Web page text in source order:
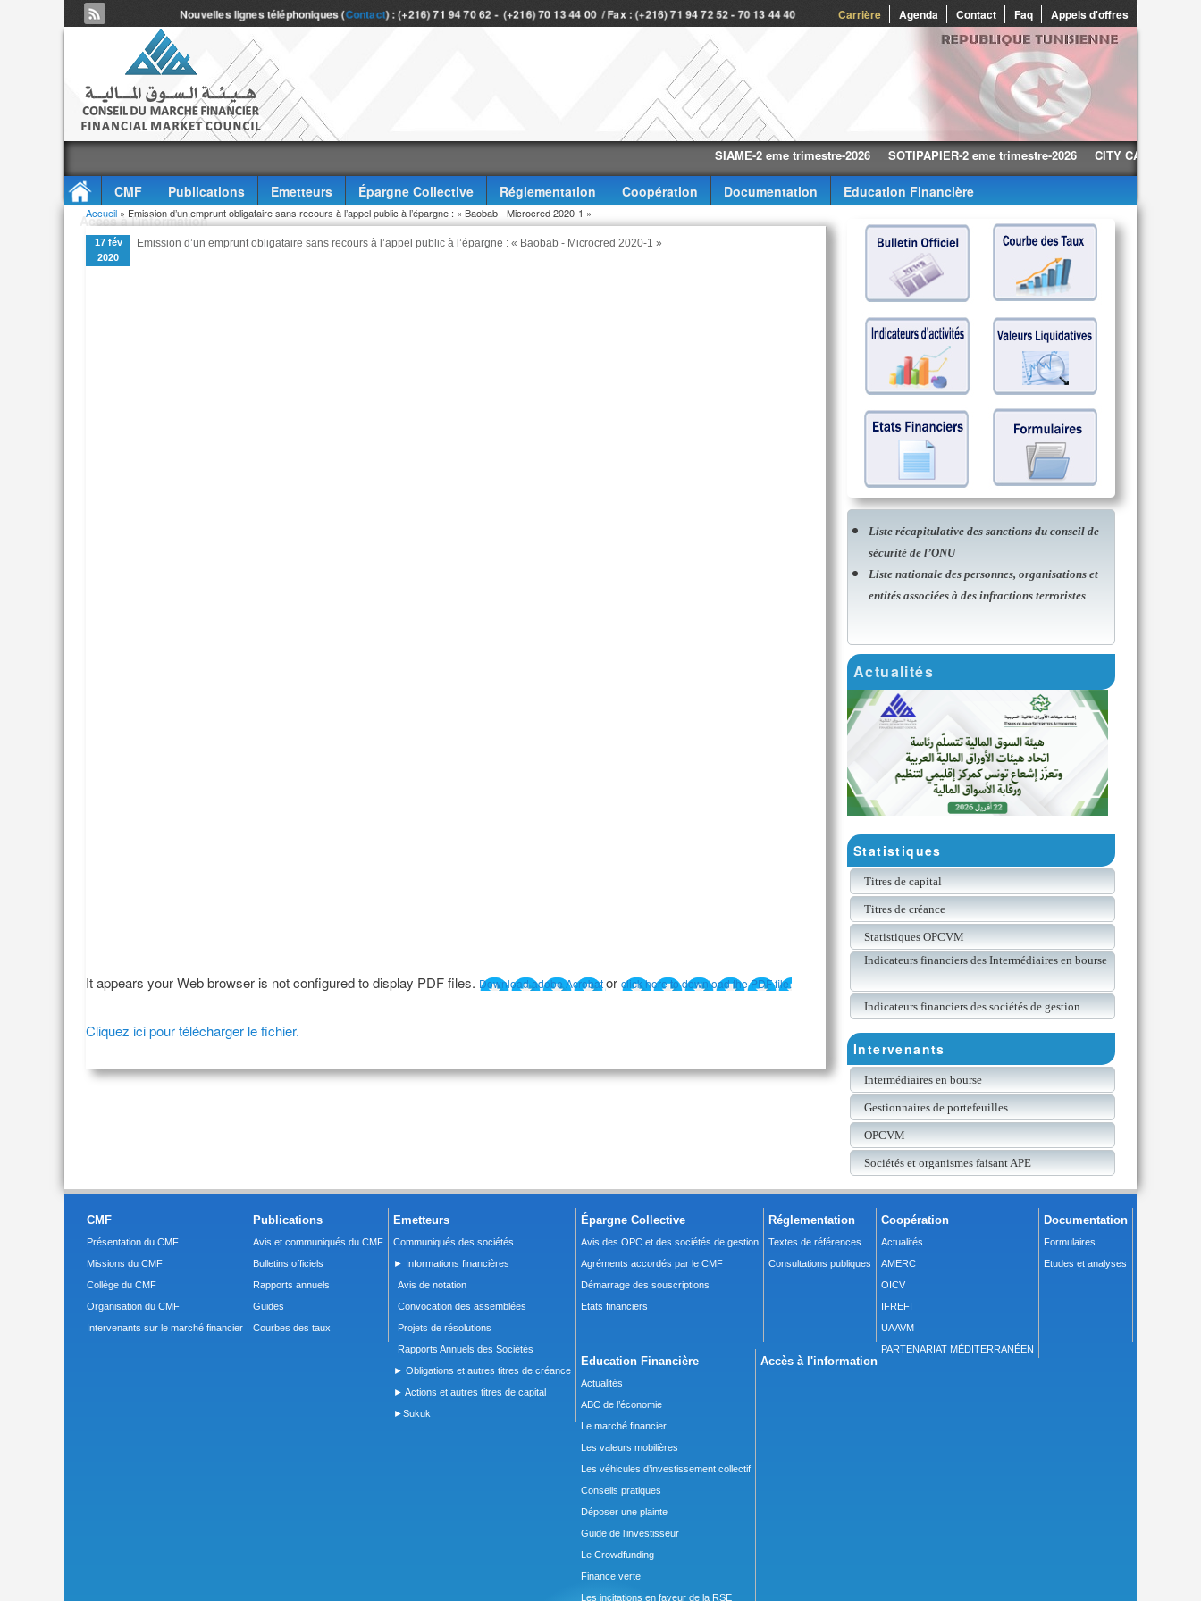
Carrière Agenda Contact Faq Appels d'offres
Nouvelles lignes téléphoniques (Contact) : (+216) 71 94 70 62 - (+216) 70 13 44 00 / Fax : (+216) 71 94 72 52 - 70 13 44 40
SIAME-2 eme trimestre-2026 SOTIPAPIER-2 eme trimestre-2026 CITY CARS-2 eme
CMF Publications Emetteurs Épargne Collective Réglementation Coopération Documentation
Education Financière
Accès à l'information
Vous êtes ici
Accueil » Emission d’un emprunt obligataire sans recours à l’appel public à l’épargne : « Baobab ‐ Microcred 2020‐1 »
17 fév
2020
Emission d’un emprunt obligataire sans recours à l’appel public à l’épargne : « Baobab ‐ Microcred 2020‐1 »
It appears your Web browser is not configured to display PDF files. Download adobe Acrobator click here to download the PDF file.
Cliquez ici pour télécharger le fichier.
Liste récapitulative des sanctions du conseil de
sécurité de l’ONU
Liste nationale des personnes, organisations et
entités associées à des infractions terroristes
Actualités
Statistiques
Titres de capital
Titres de créance
Statistiques OPCVM
Indicateurs financiers des Intermédiaires en bourse
Indicateurs financiers des sociétés de gestion
Intervenants
Intermédiaires en bourse
Gestionnaires de portefeuilles
OPCVM
Sociétés et organismes faisant APE
CMF
Présentation du CMF
Missions du CMF
Collège du CMF
Organisation du CMF
Intervenants sur le marché financier
Publications
Avis et communiqués du CMF
Bulletins officiels
Rapports annuels
Guides
Courbes des taux
Emetteurs
Communiqués des sociétés
► Informations financières
Avis de notation
Convocation des assemblées
Projets de résolutions
Rapports Annuels des Sociétés
► Obligations et autres titres de créance
► Actions et autres titres de capital
►Sukuk
Épargne Collective
Avis des OPC et des sociétés de gestion
Agréments accordés par le CMF
Démarrage des souscriptions
Etats financiers
Réglementation
Textes de références
Consultations publiques
Coopération
Actualités
AMERC
OICV
IFREFI
UAAVM
PARTENARIAT MÉDITERRANÉEN
Documentation
Formulaires
Etudes et analyses
Education Financière
Actualités
ABC de l’économie
Le marché financier
Les valeurs mobilières
Les véhicules d’investissement collectif
Conseils pratiques
Déposer une plainte
Guide de l’investisseur
Le Crowdfunding
Finance verte
Les incitations en faveur de la RSE
Accès à l'information